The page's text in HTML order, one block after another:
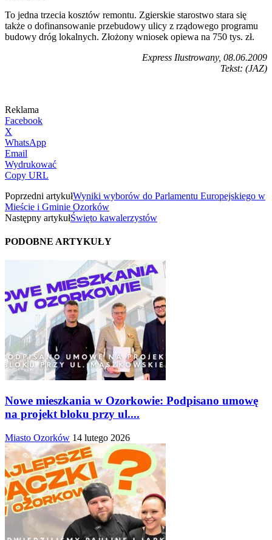
To jedna trzecia kosztów remontu. Zgierskie starostwo stara się
także o dofinansowanie przebudowy ulicy z rządowego programu
budowy dróg lokalnych. Złożony wniosek opiewa na 750 tys. zł.
Express Ilustrowany, 08.06.2009
Tekst: (JAZ)
Reklama
Facebook
X
WhatsApp
Email
Wydrukować
Copy URL
Poprzedni artykułWyniki wyborów do Parlamentu Europejskiego w
Mieście i Gminie Ozorków
Następny artykułŚwięto kawalerzystów
PODOBNE ARTYKUŁY
Nowe mieszkania w Ozorkowie: Podpisano umowę
na projekt bloku przy ul....
Miasto Ozorków 14 lutego 2026